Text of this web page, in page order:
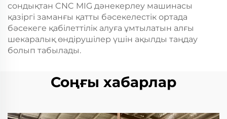
сондықтан CNC MIG дәнекерлеу машинасы
қазіргі заманғы қатты бәсекелестік ортада
бәсекеге қабілеттілік алуға ұмтылатын алғы
шекаралық өндірушілер үшін ақылды таңдау
болып табылады.
Соңғы хабарлар